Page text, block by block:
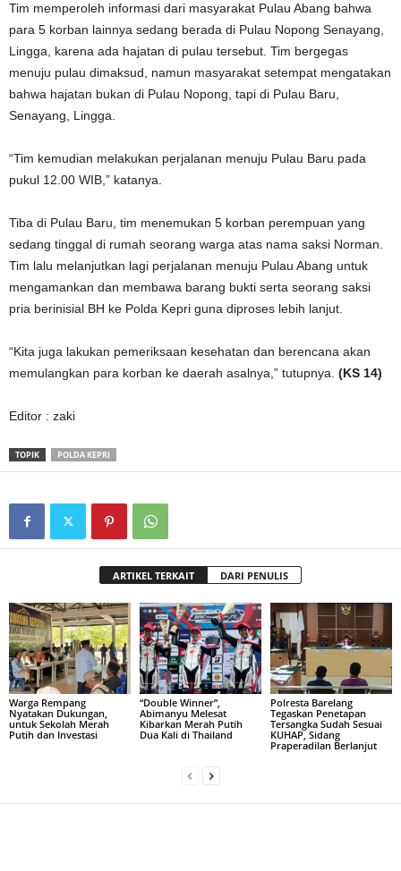
Tim memperoleh informasi dari masyarakat Pulau Abang bahwa
para 5 korban lainnya sedang berada di Pulau Nopong Senayang,
Lingga, karena ada hajatan di pulau tersebut. Tim bergegas
menuju pulau dimaksud, namun masyarakat setempat mengatakan
bahwa hajatan bukan di Pulau Nopong, tapi di Pulau Baru,
Senayang, Lingga.
“Tim kemudian melakukan perjalanan menuju Pulau Baru pada
pukul 12.00 WIB,” katanya.
Tiba di Pulau Baru, tim menemukan 5 korban perempuan yang
sedang tinggal di rumah seorang warga atas nama saksi Norman.
Tim lalu melanjutkan lagi perjalanan menuju Pulau Abang untuk
mengamankan dan membawa barang bukti serta seorang saksi
pria berinisial BH ke Polda Kepri guna diproses lebih lanjut.
“Kita juga lakukan pemeriksaan kesehatan dan berencana akan
memulangkan para korban ke daerah asalnya,” tutupnya. (KS 14)
Editor : zaki
TOPIK POLDA KEPRI
ARTIKEL TERKAIT DARI PENULIS
Warga Rempang
Nyatakan Dukungan,
untuk Sekolah Merah
Putih dan Investasi
“Double Winner”,
Abimanyu Melesat
Kibarkan Merah Putih
Dua Kali di Thailand
Polresta Barelang
Tegaskan Penetapan
Tersangka Sudah Sesuai
KUHAP, Sidang
Praperadilan Berlanjut